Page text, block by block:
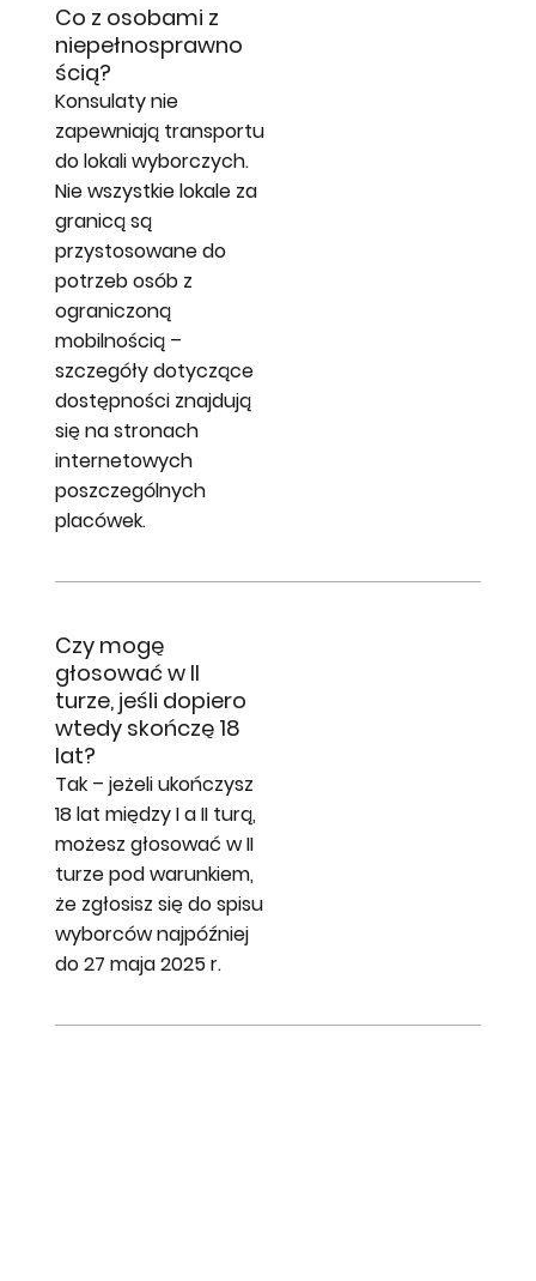
Co z osobami z
niepełnosprawno
ścią?
Konsulaty nie
zapewniają transportu
do lokali wyborczych.
Nie wszystkie lokale za
granicą są
przystosowane do
potrzeb osób z
ograniczoną
mobilnością –
szczegóły dotyczące
dostępności znajdują
się na stronach
internetowych
poszczególnych
placówek.
Czy mogę
głosować w II
turze, jeśli dopiero
wtedy skończę 18
lat?
Tak – jeżeli ukończysz
18 lat między I a II turą,
możesz głosować w II
turze pod warunkiem,
że zgłosisz się do spisu
wyborców najpóźniej
do 27 maja 2025 r.